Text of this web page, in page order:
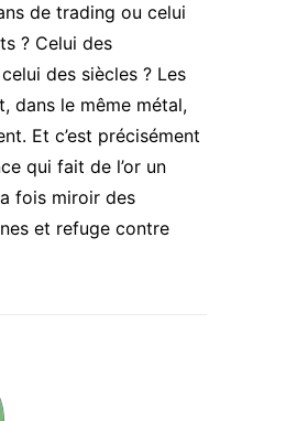
de trading ou celui
? Celui des
des siècles ? Les
dans le même métal,
Et c’est précisément
qui fait de l’or un
fois miroir des
et refuge contre